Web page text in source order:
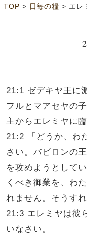
TOP > 日毎の糧 > エレ
21:1 ゼデキヤ王に
フルとマアセヤの
主からエレミヤに
21:2 「どうか、わ
さい。バビロンの
を攻めようとして
くべき御業を、わ
れません。そうす
21:3 エレミヤは彼
いなさい。